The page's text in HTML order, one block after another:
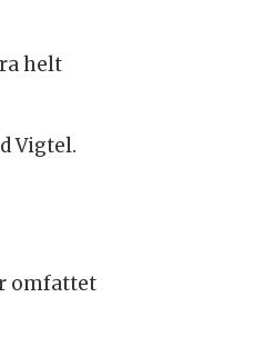
helt
Vigtel.
omfattet